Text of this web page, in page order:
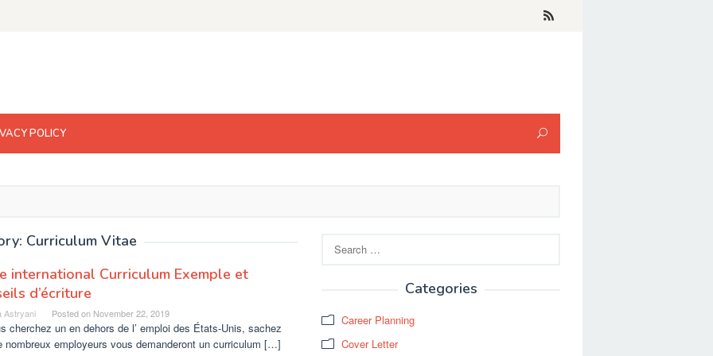
POLICY
Curriculum Vitae
international Curriculum Exemple et
d’écriture
Astryani Posted on November 22, 2019
cherchez un en dehors de l’ emploi des États-Unis, sachez
nombreux employeurs vous demanderont un curriculum […]
for:
Categories
Career Planning
Cover Letter